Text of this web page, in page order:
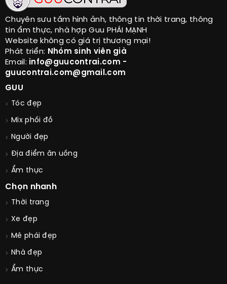
Chuyên sưu tầm hình ảnh, thông tin thời trang, thông
tin ẩm thực, nhà hợp Guu PHÁI MẠNH
Website không có giá trị thương mại!
Phát triển: Nhóm sinh viên già
Email: info@guucontrai.com -
guucontrai.com@gmail.com
GUU
Tóc đẹp
Mix phối đồ
Người đẹp
Địa điểm ăn uống
Ẩm thực
Chọn nhanh
Thời trang
Xe đẹp
Mê phái đẹp
Nhà đẹp
Ẩm thực